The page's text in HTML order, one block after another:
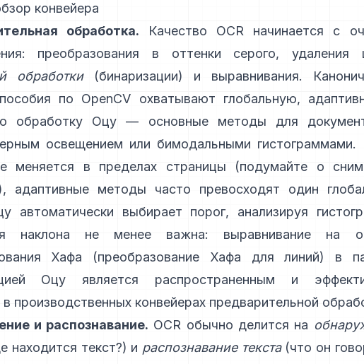
конвейера
обработка. Качество OCR начинается с
преобразования в оттенки серого, удаления
обработки(бинаризации) и выравнивания.
по OpenCV охватывают глобальную,
обработку Оцу
— основные методы для
освещением или бимодальными гистограммами.
меняется в пределах страницы (подумайте о
адаптивные методы часто превосходят один
автоматически выбирает порог, анализируя
наклона не менее важна: выравнивание на
Хафа (преобразование Хафа для линий) в
Оцу является распространенным и
производственных конвейерах предварительной
и распознавание. OCR обычно делится на
находится текст?) и распознавание текста(что он